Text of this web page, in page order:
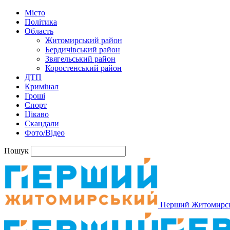
Місто
Політика
Область
Житомирський район
Бердичівський район
Звягельський район
Коростенський район
ДТП
Кримінал
Гроші
Спорт
Цікаво
Скандали
Фото/Відео
Пошук
Перший